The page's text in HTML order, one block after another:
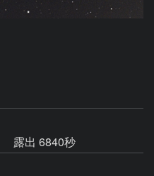
露出 6840秒